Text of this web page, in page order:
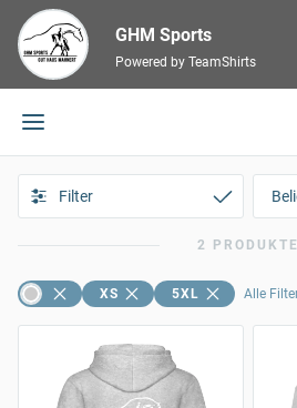
GHM Sports
Powered by TeamShirts
Filter
2 PRODUKTE
XS 5XL Alle